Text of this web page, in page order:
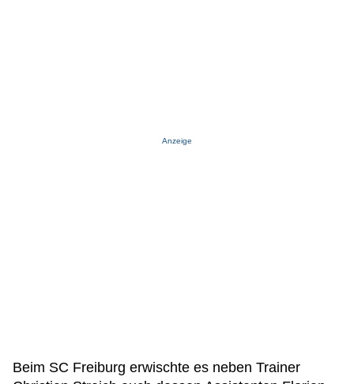
Anzeige
Beim SC Freiburg erwischte es neben Trainer